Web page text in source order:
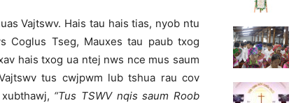
Vajtswv. Hais tau hais tias, nyob ntu
Coglus Tseg, Mauxes tau paub txog
hais txog ua ntej nws nce mus saum
tus cwjpwm lub tshua rau cov
“Tus TSWV nqis saum Roob